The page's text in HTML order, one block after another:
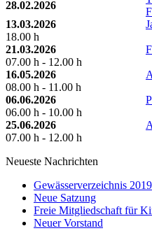
28.02.2026
13.03.2026
18.00 h
21.03.2026
07.00 h - 12.00 h
16.05.2026
08.00 h - 11.00 h
06.06.2026
06.00 h - 10.00 h
25.06.2026
07.00 h - 12.00 h
Neueste Nachrichten
Gewässerverzeichnis 2019
Neue Satzung
Freie Mitgliedschaft für
Neuer Vorstand